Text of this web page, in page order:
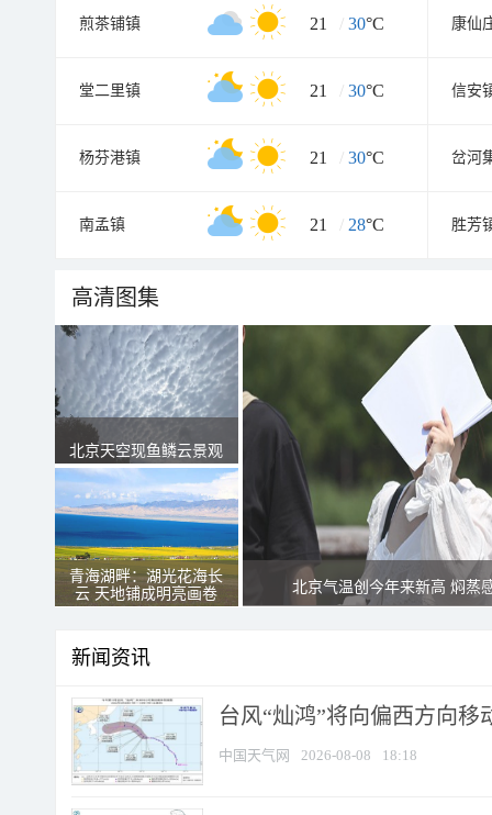
煎茶铺镇 21 / 30°C 康仙
堂二里镇 21 / 30°C 信安
杨芬港镇 21 / 30°C 岔河
南孟镇 21 / 28°C 胜芳
高清图集
北京天空现鱼鳞云景观
青海湖畔：湖光花海长
云 天地铺成明亮画卷
北京气温创今年来新高 焖蒸
新闻资讯
台风“灿鸿”将向偏西方向移
中国天气网 2026-08-08 18:18